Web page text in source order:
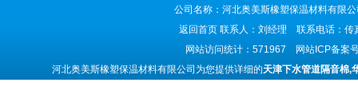
公司名称：河北奥美斯橡塑保温材料有
返回首页 联系人：刘经理 联系电话：
网站访问统计：571967 网站ICP备案
河北奥美斯橡塑保温材料有限公司为您提供详细的天津下水管道隔音棉,